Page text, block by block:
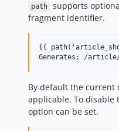
path
supports
fragment identifier.
{{ path( '
Generates: /article/
By default the current
applicable. To disable
option can be set.